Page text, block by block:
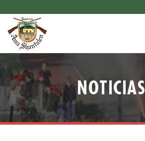
NOTICIAS